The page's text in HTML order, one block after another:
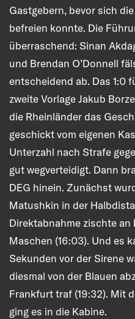
Gastgebern, bevor sich
befreien konnte. Die
überraschend: Sinan
und Brendan O’Donnell
entscheidend ab. Das 1:0
zweite Vorlage Jakub
die Rheinländer das
geschickt vom eigenen
Unterzahl nach Strafe
gut wegverteidigt. Dann
DEG hinein. Zunächst
Matushkin in der
Direktabnahme zischte an
Maschen (16:03). Und es
Sekunden vor der Sirene
diesmal von der Blauen
Frankfurt traf (19:32). Mit
ging es in die Kabine.